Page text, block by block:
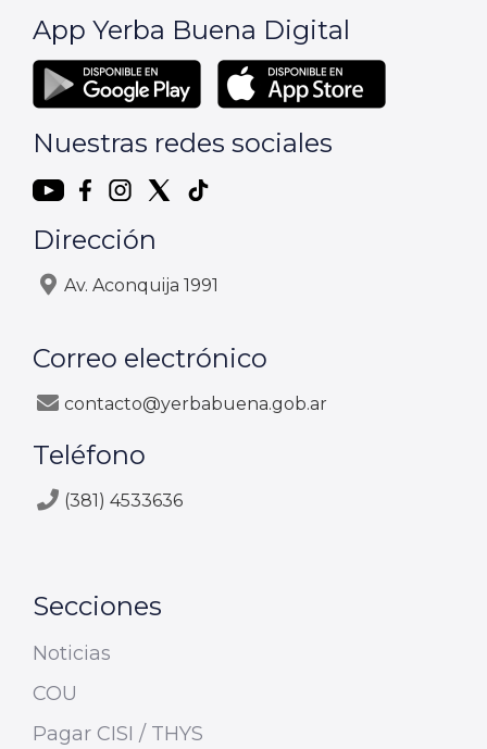
App Yerba Buena Digital
Nuestras redes sociales
Dirección
Av. Aconquija 1991
Correo electrónico
contacto@yerbabuena.gob.ar
Teléfono
(381) 4533636
Secciones
Noticias
COU
Pagar CISI / THYS